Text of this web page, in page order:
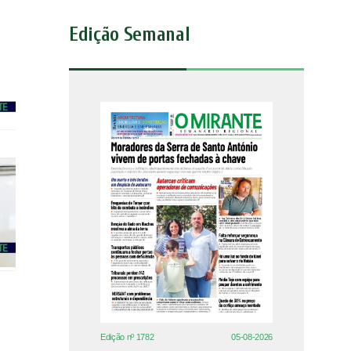
Edição Semanal
Edição nº 1782 05-08-2026